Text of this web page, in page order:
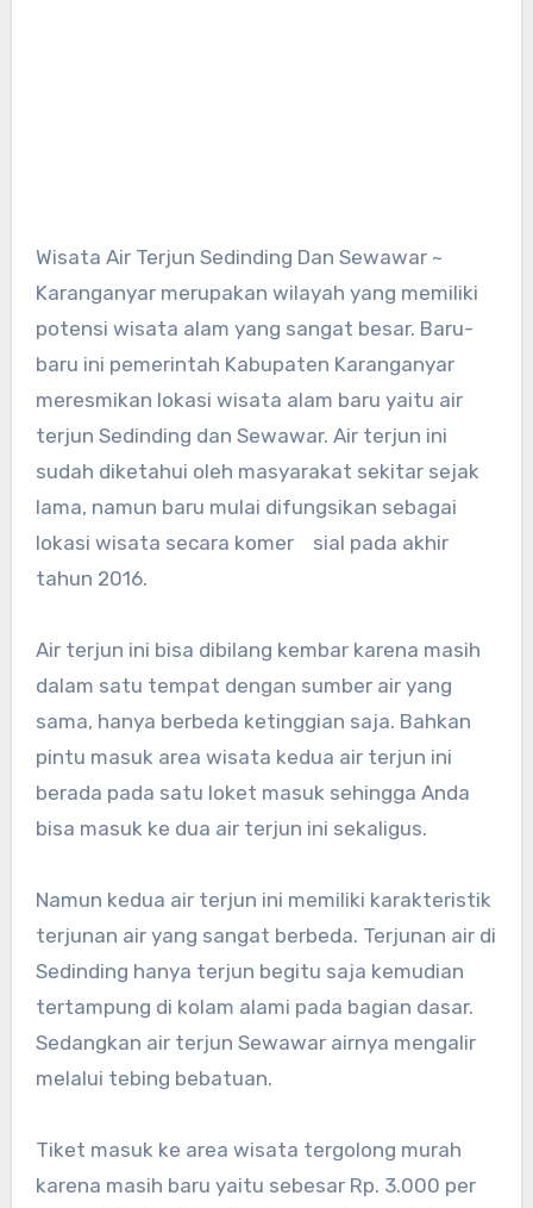
Wisata Air Terjun Sedinding Dan Sewawar ~
Karanganyar merupakan wilayah yang memiliki
potensi wisata alam yang sangat besar. Baru-
baru ini pemerintah Kabupaten Karanganyar
meresmikan lokasi wisata alam baru yaitu air
terjun Sedinding dan Sewawar. Air terjun ini
sudah diketahui oleh masyarakat sekitar sejak
lama, namun baru mulai difungsikan sebagai
lokasi wisata secara komer sial pada akhir
tahun 2016.
Air terjun ini bisa dibilang kembar karena masih
dalam satu tempat dengan sumber air yang
sama, hanya berbeda ketinggian saja. Bahkan
pintu masuk area wisata kedua air terjun ini
berada pada satu loket masuk sehingga Anda
bisa masuk ke dua air terjun ini sekaligus.
Namun kedua air terjun ini memiliki karakteristik
terjunan air yang sangat berbeda. Terjunan air di
Sedinding hanya terjun begitu saja kemudian
tertampung di kolam alami pada bagian dasar.
Sedangkan air terjun Sewawar airnya mengalir
melalui tebing bebatuan.
Tiket masuk ke area wisata tergolong murah
karena masih baru yaitu sebesar Rp. 3.000 per